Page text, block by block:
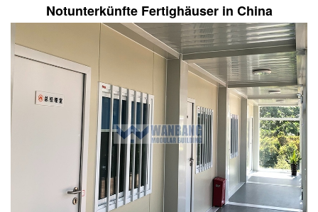
Notunterkünfte Fertighäuser in China